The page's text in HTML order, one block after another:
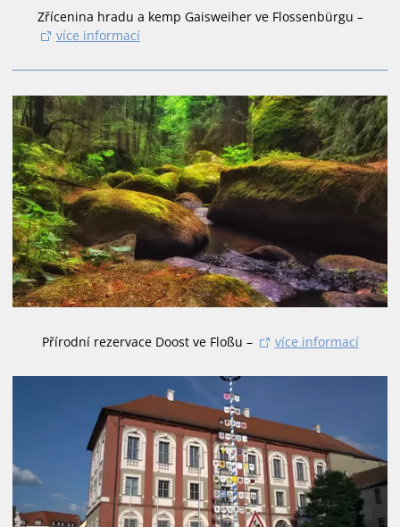
Zřícenina hradu a kemp Gaisweiher ve Flossenbürgu –
více informací
Přírodní rezervace Doost ve Floßu – více informací